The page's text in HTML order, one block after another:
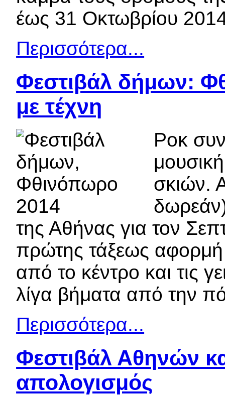
έως 31 Οκτωβρίου
Περισσότερα...
Φεστιβάλ δήμων:
με τέχνη
Ροκ
σκιών.
της Αθήνας για τον
πρώτης τάξεως αφορμή
από το κέντρο και τις
λίγα βήματα από την
Περισσότερα...
Φεστιβάλ Αθηνών
απολογισμός